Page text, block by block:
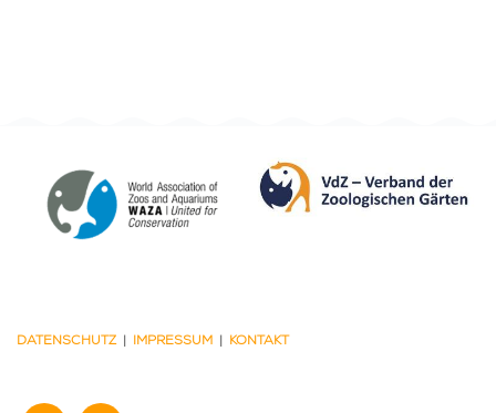
DATENSCHUTZ| IMPRESSUM | KONTAKT